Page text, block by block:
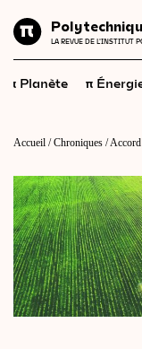
LA REVUE DE L'INSTITUT
Énergie
Santé
et
Économie
Industrie
Science et
Société
FR EN
π Planète π
Accueil /Chroniques /